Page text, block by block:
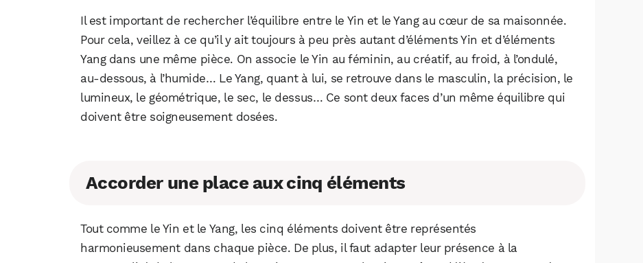
Il est important de rechercher l’équilibre entre le Yin et le Yang au cœur de sa maisonnée.
Pour cela, veillez à ce qu’il y ait toujours à peu près autant d’éléments Yin et d’éléments
Yang dans une même pièce. On associe le Yin au féminin, au créatif, au froid, à l’ondulé,
au-dessous, à l’humide… Le Yang, quant à lui, se retrouve dans le masculin, la précision, le
lumineux, le géométrique, le sec, le dessus… Ce sont deux faces d’un même équilibre qui
doivent être soigneusement dosées.
Accorder une place aux cinq éléments
Tout comme le Yin et le Yang, les cinq éléments doivent être représentés
harmonieusement dans chaque pièce. De plus, il faut adapter leur présence à la